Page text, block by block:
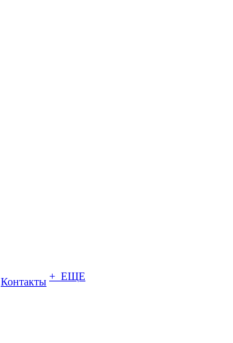
Контакты + ЕЩЕ